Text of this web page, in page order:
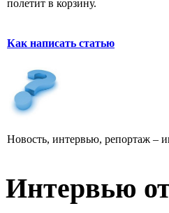
полетит в корзину.
Как написать статью
Новость, интервью, репортаж –
Интервью